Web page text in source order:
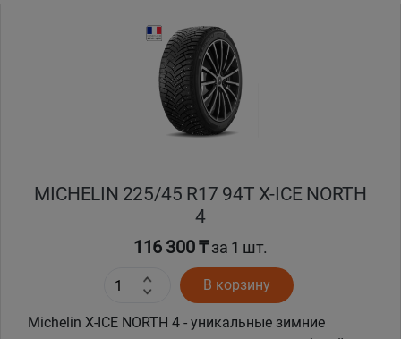
MICHELIN 225/45 R17 94T X-ICE NORTH
4
116 300 ₸за 1 шт.
В корзину
Michelin X-ICE NORTH 4 - уникальные зимние